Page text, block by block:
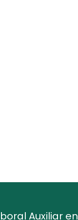
Auxiliar